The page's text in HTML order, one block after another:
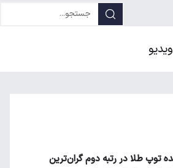
ویدیو
توپ طلا در رتبه دوم گران‌ترین